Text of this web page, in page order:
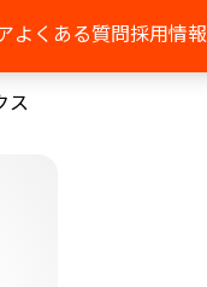
よくある質問採用情報
ス